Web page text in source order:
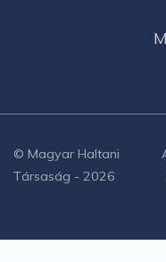
© Magyar Haltani
Társaság - 2026